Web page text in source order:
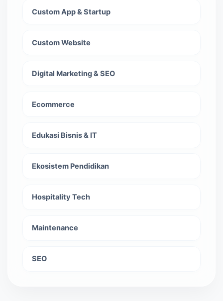
Custom App & Startup
Custom Website
Digital Marketing & SEO
Ecommerce
Edukasi Bisnis & IT
Ekosistem Pendidikan
Hospitality Tech
Maintenance
SEO